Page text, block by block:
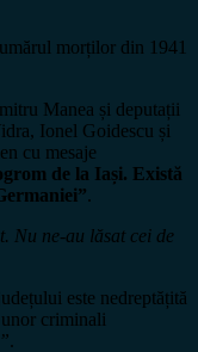
morților din 1941
Manea și deputații
Ionel Goidescu și
cu mesaje
de la Iași. Există
.
Nu ne-au lăsat cei de
este nedreptățită
criminali
.